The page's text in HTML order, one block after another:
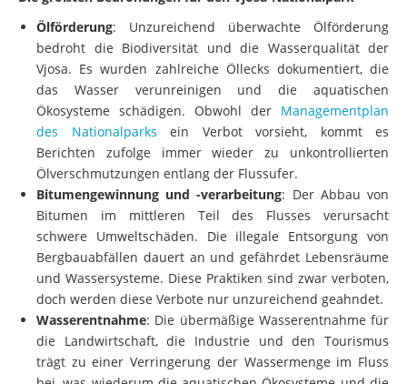
Ölförderung
: Unzureichend überwachte Ölförderung
bedroht die Biodiversität und die Wasserqualität der
Vjosa. Es wurden zahlreiche Öllecks dokumentiert, die
das Wasser verunreinigen und die aquatischen
Ökosysteme schädigen. Obwohl der
Managementplan
des Nationalparks
ein Verbot vorsieht, kommt es
Berichten zufolge immer wieder zu unkontrollierten
Ölverschmutzungen entlang der Flussufer.
Bitumengewinnung und -verarbeitung
: Der Abbau von
Bitumen im mittleren Teil des Flusses verursacht
schwere Umweltschäden. Die illegale Entsorgung von
Bergbauabfällen dauert an und gefährdet Lebensräume
und Wassersysteme. Diese Praktiken sind zwar verboten,
doch werden diese Verbote nur unzureichend geahndet.
Wasserentnahme
: Die übermäßige Wasserentnahme für
die Landwirtschaft, die Industrie und den Tourismus
trägt zu einer Verringerung der Wassermenge im Fluss
bei, was wiederum die aquatischen Ökosysteme und die